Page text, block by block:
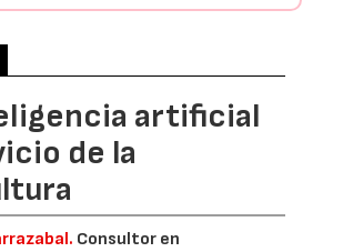
artificial
de la
Consultor en